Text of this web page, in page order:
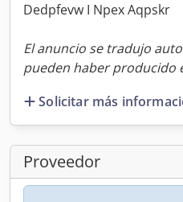
Dedpfevw I Npex Aqpskr
El anuncio se tradujo
pueden haber producido
Solicitar más
Proveedor